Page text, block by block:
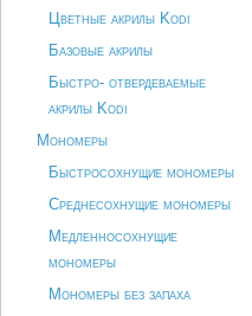
Цветные акрилы Kodi
Базовые акрилы
Быстро- отвердеваемые
акрилы Kodi
Мономеры
Быстросохнущие мономеры
Среднесохнущие мономеры
Медленносохнущие
мономеры
Мономеры без запаха